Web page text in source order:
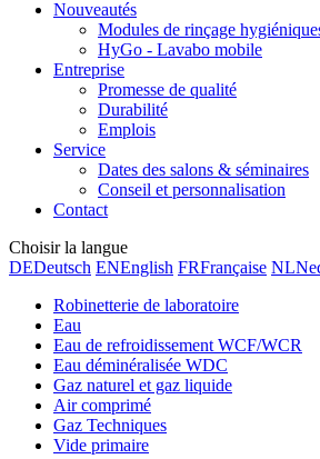
Nouveautés
Modules de rinçage
HyGo - Lavabo mobile
Entreprise
Promesse de qualité
Durabilité
Emplois
Service
Dates des salons & séminaires
Conseil et personnalisation
Contact
Choisir la langue
DEDeutsch ENEnglish FRFrançaise NL
Robinetterie de laboratoire
Eau
Eau de refroidissement WCF/WCR
Eau déminéralisée WDC
Gaz naturel et gaz liquide
Air comprimé
Gaz Techniques
Vide primaire